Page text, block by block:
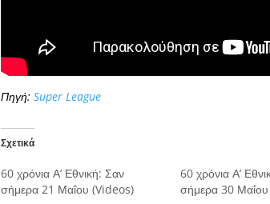
Πηγή: Super League
Σχετικά
60 χρόνια Α’ Εθνική: Σαν
σήμερα 21 Μαΐου (Videos)
60 χρόνια Α’
σήμερα 30